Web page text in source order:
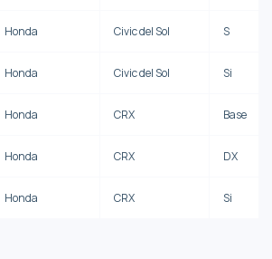
Honda Civic del Sol S
Honda Civic del Sol Si
Honda CRX Base
Honda CRX DX
Honda CRX Si